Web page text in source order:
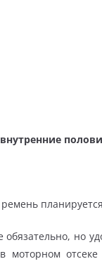
ремень
обязательно, но
моторном отсеке